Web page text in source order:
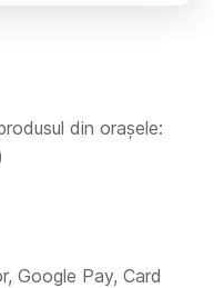
din orașele:
Google Pay, Card